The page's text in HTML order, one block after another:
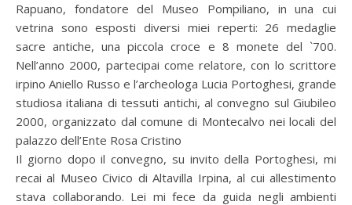
Rapuano, fondatore del Museo Pompiliano, in una cui
vetrina sono esposti diversi miei reperti: 26 medaglie
sacre antiche, una piccola croce e 8 monete del `700.
Nell’anno 2000, partecipai come relatore, con lo scrittore
irpino Aniello Russo e l’archeologa Lucia Portoghesi, grande
studiosa italiana di tessuti antichi, al convegno sul Giubileo
2000, organizzato dal comune di Montecalvo nei locali del
palazzo dell’Ente Rosa Cristino
Il giorno dopo il convegno, su invito della Portoghesi, mi
recai al Museo Civico di Altavilla Irpina, al cui allestimento
stava collaborando. Lei mi fece da guida negli ambienti